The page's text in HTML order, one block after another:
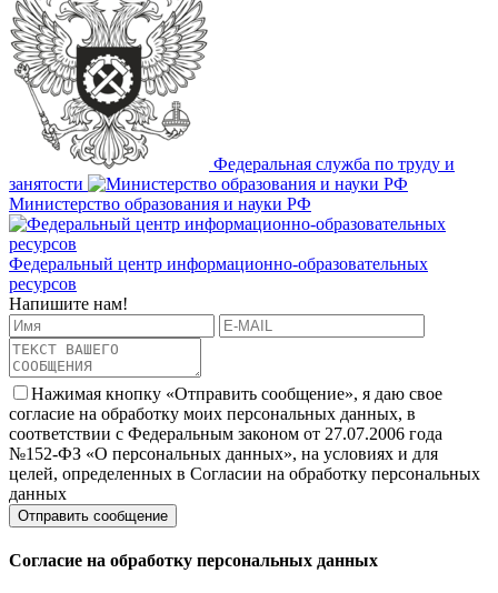
Федеральная служба по труду и
занятости
Министерство образования и науки РФ
Федеральный центр информационно-образовательных
ресурсов
Напишите нам!
Нажимая кнопку «Отправить сообщение», я даю свое
согласие на обработку моих персональных данных, в
соответствии с Федеральным законом от 27.07.2006 года
№152-ФЗ «О персональных данных», на условиях и для
целей, определенных в Согласии на обработку персональных
данных
Согласие на обработку персональных данных